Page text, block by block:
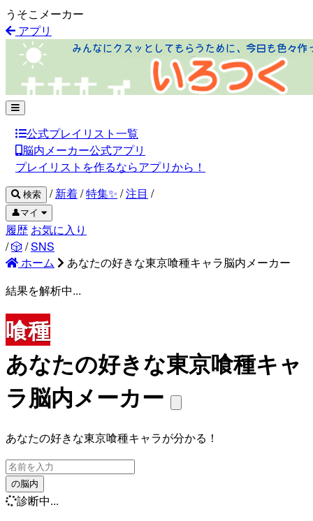
うそこメーカー
アプリ
公式プレイリスト一覧
脳内メーカー公式アプリ
プレイリストを作るならアプリから！
検索 / 新着/特集✨ /注目 /
👤マイ
履歴 お気に入り
/🎲 /SNS
ホーム
あなたの好きな東京喰種キャラ脳内メーカー
結果を解析中...
喰種
あなたの好きな東京喰種キャ
ラ脳内メーカー
あなたの好きな東京喰種キャラが分かる！
の脳内
診断中...